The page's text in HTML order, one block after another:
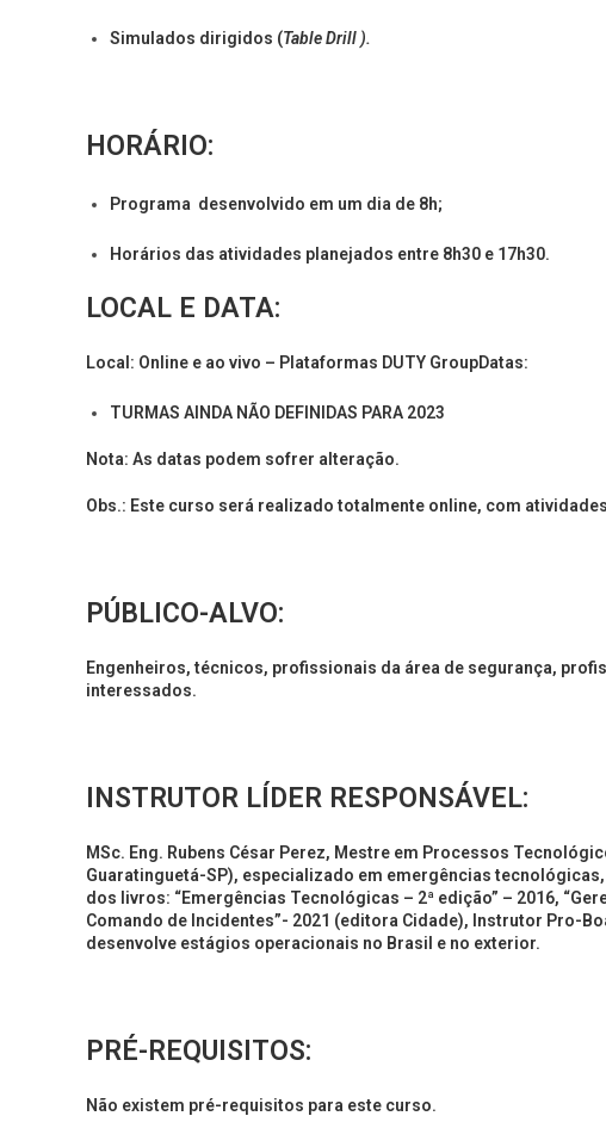
Simulados dirigidos (Table Drill ).
HORÁRIO:
Programa desenvolvido em um dia de 8h;
Horários das atividades planejados entre 8h30 e 17h30.
LOCAL E DATA:
Local: Online e ao vivo – Plataformas DUTY GroupDatas:
TURMAS AINDA NÃO DEFINIDAS PARA 2023
Nota: As datas podem sofrer alteração.
Obs.: Este curso será realizado totalmente online, com
PÚBLICO-ALVO:
Engenheiros, técnicos, profissionais da área de segurança,
interessados.
INSTRUTOR LÍDER RESPONSÁVEL:
MSc. Eng. Rubens César Perez, Mestre em Processos
Guaratinguetá-SP), especializado em emergências
dos livros: “Emergências Tecnológicas – 2ª edição” – 2016,
Comando de Incidentes”- 2021 (editora Cidade), Instrutor Pro-
desenvolve estágios operacionais no Brasil e no exterior.
PRÉ-REQUISITOS:
Não existem pré-requisitos para este curso.